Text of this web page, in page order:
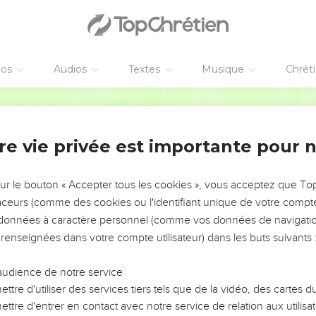
Audios Textes Musique
et une pierre, David fut plus fort que le Philistin ; il le frappa
du Philistin et prit son épée en la tirant du fourreau. Il l’acheva
et de Juda se levèrent, poussèrent des cris et les poursuivirent
à leur poursuite et revinrent piller le camp.
et l’amena à Jérusalem, et il déposa dans sa tente les
pacte d'amitié avec David
David marcher à la rencontre du Philistin, il avait dit à Abner, le
il le fils, Abner ? » Abner avait répondu : « Aussi vrai que ton
savoir de qui ce jeune homme est le fils », avait dit le roi.
vie privée est importante pour
le bouton « Accepter tous les cookies », vous acceptez que
(comme des cookies ou l'identifiant unique de votre
à caractère personnel (comme vos données de
dans votre compte utilisateur) dans les buts suivants :
de notre service
d'utiliser des services tiers tels que de la vidéo, des cartes
d'entrer en contact avec notre service de relation aux